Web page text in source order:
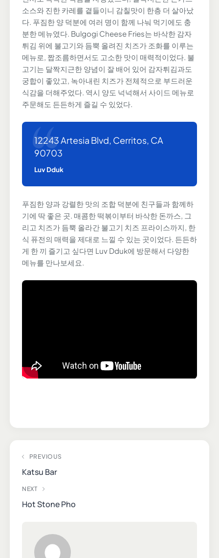
소스와 진한 카레를 곁들이니 감칠맛이 한층 더 살아났
다. 푸짐한 양 덕분에 여러 명이 함께 나눠 먹기에도 충
분한 메뉴였다. Bulgogi Cheese Fries는 바삭한 감자
튀김 위에 불고기와 듬뿍 올려진 치즈가 조화를 이루는
메뉴로, 짭조름하면서도 고소한 맛이 매력적이었다. 불
고기는 달짝지근한 양념이 잘 배어 있어 감자튀김과도
궁합이 좋았고, 녹아내린 치즈가 전체적으로 부드러운
식감을 더해주었다. 역시 양도 넉넉해서 사이드 메뉴로
주문해도 든든하게 즐길 수 있었다.
12243 Artesia Blvd, Cerritos, CA
90703
Luv Dduk
푸짐한 양과 강렬한 맛의 조합 덕분에 친구들과 함께하
기에 딱 좋은 곳. 매콤한 떡볶이부터 바삭한 돈까스, 그
리고 치즈가 듬뿍 올라간 불고기 치즈 프라이스까지, 한
식 퓨전의 매력을 제대로 느낄 수 있는 곳이었다. 든든하
게 한 끼 즐기고 싶다면 Luv Dduk에 방문해서 다양한
메뉴를 만나보세요.
PREVIOUS
Katsu Bar
NEXT
Hot Stone Pho